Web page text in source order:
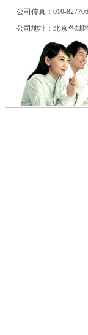
公司传真：010-
公司地址：北京各城